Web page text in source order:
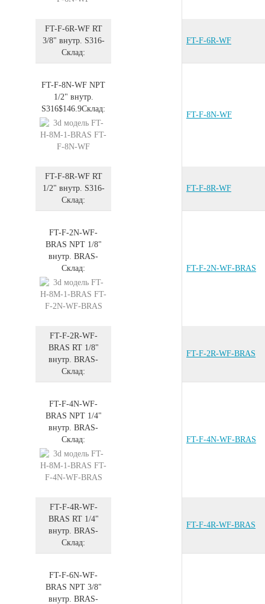
FT-F-6R-WFRT
3/8" внутр. S316-
Склад:
FT-F-6R-WF
FT-F-8N-WF NPT
1/2" внутр.
S316$146.9Склад:
FT-F-8N-WF
FT-F-8R-WFRT
1/2" внутр. S316-
Склад:
FT-F-8R-WF
FT-F-2N-WF-
BRAS NPT 1/8"
внутр. BRAS-
Склад:
FT-F-2N-WF-BRAS
FT-F-2R-WF-
BRAS RT 1/8"
внутр. BRAS-
Склад:
FT-F-2R-WF-BRAS
FT-F-4N-WF-
BRAS NPT 1/4"
внутр. BRAS-
Склад:
FT-F-4N-WF-BRAS
FT-F-4R-WF-
BRAS RT 1/4"
внутр. BRAS-
Склад:
FT-F-4R-WF-BRAS
FT-F-6N-WF-
BRAS NPT 3/8"
внутр. BRAS-